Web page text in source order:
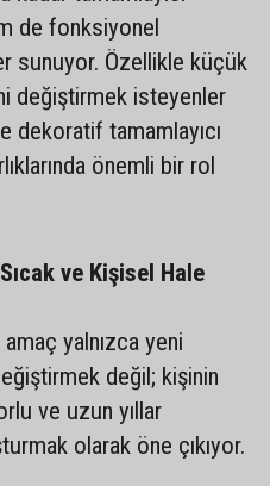
de fonksiyonel
sunuyor. Özellikle küçük
değiştirmek isteyenler
dekoratif tamamlayıcı
önemli bir rol
ve Kişisel Hale
yalnızca yeni
değil; kişinin
ve uzun yıllar
olarak öne çıkıyor.